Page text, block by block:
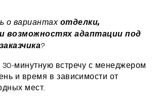
о вариантахотделки,
возможностях адаптации под
?
минутную встречу с менеджером
и время в зависимости от
мест.